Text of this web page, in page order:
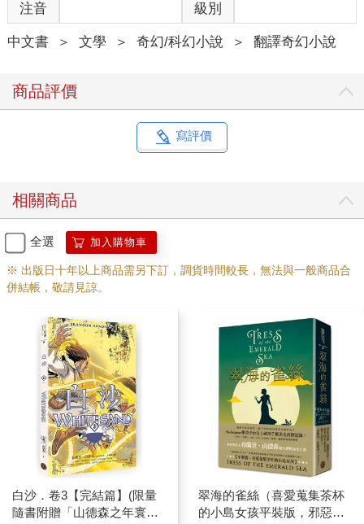
注音 級別
中文書 ＞ 文學 ＞ 奇幻/科幻小說 ＞ 翻譯奇幻小說
商品評價
寫評價
相關商品
全選 加入購物車
※ 出版日十年以上商品需另下訂，調貨時間較長，無法與一般商品合
併結帳，敬請見諒。
白沙．卷3【完結篇】(限量
隨書附贈「山德森之年寰宇
翠海的雀絲（喜愛蒐集茶杯
的小島女孩平裝版，邪惡奇